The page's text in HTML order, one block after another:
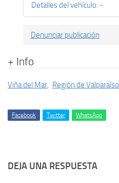
Detalles del vehículo: -
Denunciar publicación
+ Info
Viña del Mar, Región de Valparaíso
Facebook Twitter WhatsApp
DEJA UNA RESPUESTA